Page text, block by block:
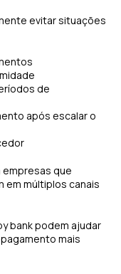
evitar situações
de
após escalar o
que
em múltiplos canais
bank podem ajudar
mais